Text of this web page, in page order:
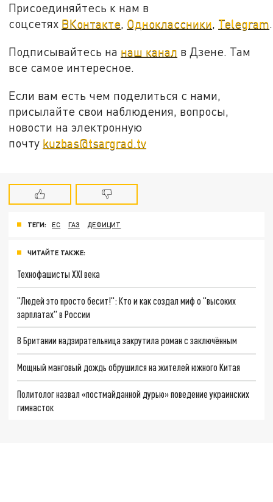
Присоединяйтесь к нам в
соцсетях ВКонтакте, Одноклассники, Telegram.
Подписывайтесь на наш канал в Дзене. Там
все самое интересное.
Если вам есть чем поделиться с нами,
присылайте свои наблюдения, вопросы,
новости на электронную
почту kuzbas@tsargrad.tv
ТЕГИ: ЕС ГАЗ ДЕФИЦИТ
ЧИТАЙТЕ ТАКЖЕ:
Технофашисты XXI века
"Людей это просто бесит!": Кто и как создал миф о "высоких
зарплатах" в России
В Британии надзирательница закрутила роман с заключённым
Мощный манговый дождь обрушился на жителей южного Китая
Политолог назвал «постмайданной дурью» поведение украинских
гимнасток